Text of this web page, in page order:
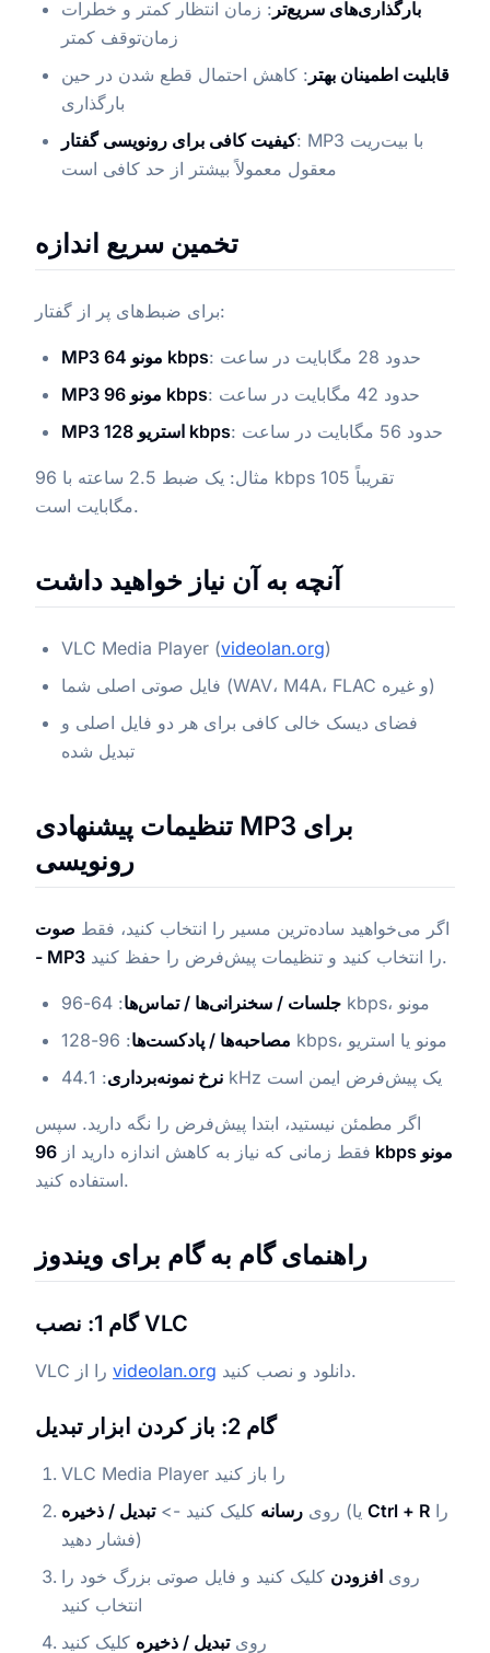
بارگذاری‌های سریع‌تر : زمان انتظار کمتر و خطرات
زمان‌توقف کمتر
قابلیت اطمینان بهتر : کاهش احتمال قطع شدن در حین
بارگذاری
کیفیت کافی برای رونویسی گفتار: MP3 با بیت‌ریت
معقول معمولاً بیشتر از حد کافی است
تخمین سریع اندازه
برای ضبط‌های پر از گفتار:
MP3 مونو 64 kbps
: حدود 28 مگابایت در ساعت
MP3 مونو 96 kbps
: حدود 42 مگابایت در ساعت
MP3 استریو 128 kbps
: حدود 56 مگابایت در ساعت
مثال: یک ضبط 2.5 ساعته با 96 kbps تقریباً 105
مگابایت است.
آنچه به آن نیاز خواهید داشت
VLC Media Player (videolan.org)
فایل صوتی اصلی شما (WAV، M4A، FLAC و غیره)
فضای دیسک خالی کافی برای هر دو فایل اصلی و
تبدیل شده
تنظیمات پیشنهادی MP3 برای
رونویسی
اگر می‌خواهید ساده‌ترین مسیر را انتخاب کنید، فقط صوت
- MP3
را انتخاب کنید و تنظیمات پیش‌فرض را حفظ کنید.
جلسات / سخنرانی‌ها / تماس‌ها
: 64-96 kbps، مونو
مصاحبه‌ها / پادکست‌ها
: 96-128 kbps، مونو یا استریو
نرخ نمونه‌برداری
: 44.1 kHz یک پیش‌فرض ایمن است
اگر مطمئن نیستید، ابتدا پیش‌فرض را نگه دارید. سپس
فقط زمانی که نیاز به کاهش اندازه دارید از
96 kbps مونو
استفاده کنید.
راهنمای گام به گام برای ویندوز
گام 1: نصب VLC
videolan.org دانلود و نصب کنید.
گام 2: باز کردن ابزار تبدیل
VLC Media Player را باز کنید
روی رسانه کلیک کنید ->تبدیل / ذخیره Ctrl + R
فشار دهید)
روی افزودن کلیک کنید و فایل صوتی بزرگ خود را
انتخاب کنید
رویتبدیل / ذخیره کلیک کنید